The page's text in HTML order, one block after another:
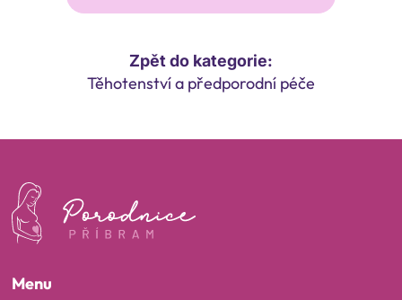
Zpět do kategorie:
Těhotenství a předporodní péče
Menu